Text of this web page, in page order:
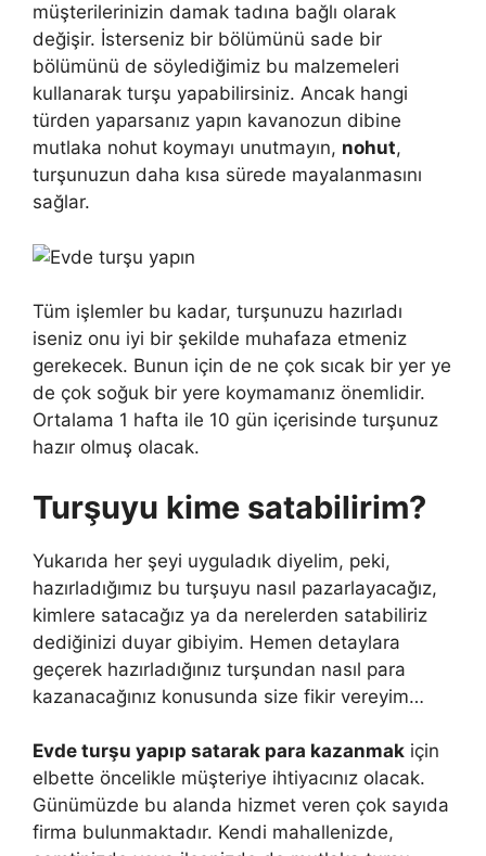
müşterilerinizin damak tadına bağlı olarak
değişir. İsterseniz bir bölümünü sade bir
bölümünü de söylediğimiz bu malzemeleri
kullanarak turşu yapabilirsiniz. Ancak hangi
türden yaparsanız yapın kavanozun dibine
mutlaka nohut koymayı unutmayın, nohut,
turşunuzun daha kısa sürede mayalanmasını
sağlar.
Tüm işlemler bu kadar, turşunuzu hazırladı
iseniz onu iyi bir şekilde muhafaza etmeniz
gerekecek. Bunun için de ne çok sıcak bir yer ye
de çok soğuk bir yere koymamanız önemlidir.
Ortalama 1 hafta ile 10 gün içerisinde turşunuz
hazır olmuş olacak.
Turşuyu kime satabilirim?
Yukarıda her şeyi uyguladık diyelim, peki,
hazırladığımız bu turşuyu nasıl pazarlayacağız,
kimlere satacağız ya da nerelerden satabiliriz
dediğinizi duyar gibiyim. Hemen detaylara
geçerek hazırladığınız turşundan nasıl para
kazanacağınız konusunda size fikir vereyim…
Evde turşu yapıp satarak para kazanmak için
elbette öncelikle müşteriye ihtiyacınız olacak.
Günümüzde bu alanda hizmet veren çok sayıda
firma bulunmaktadır. Kendi mahallenizde,